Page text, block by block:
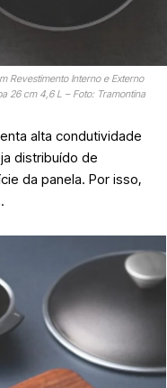
Revestimento Interno e Externo
26 cm 4,6 L – Foto: Tramontina
alta condutividade
distribuído de
da panela. Por isso,